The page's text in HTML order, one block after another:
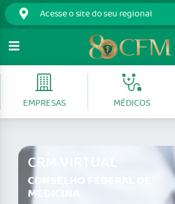
EMPRESAS MÉDICOS
CRM VIRTUAL
CONSELHO FEDERAL DE
MEDICINA